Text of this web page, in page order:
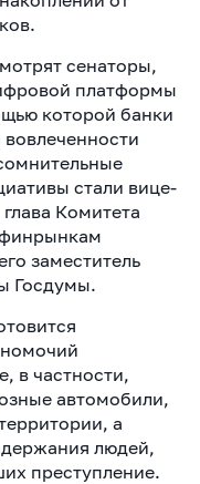
сенаторы,
платформы
которой банки
стали вице-
Комитета
заместитель
Госдумы.
в частности,
автомобили,
а
людей,
преступление.